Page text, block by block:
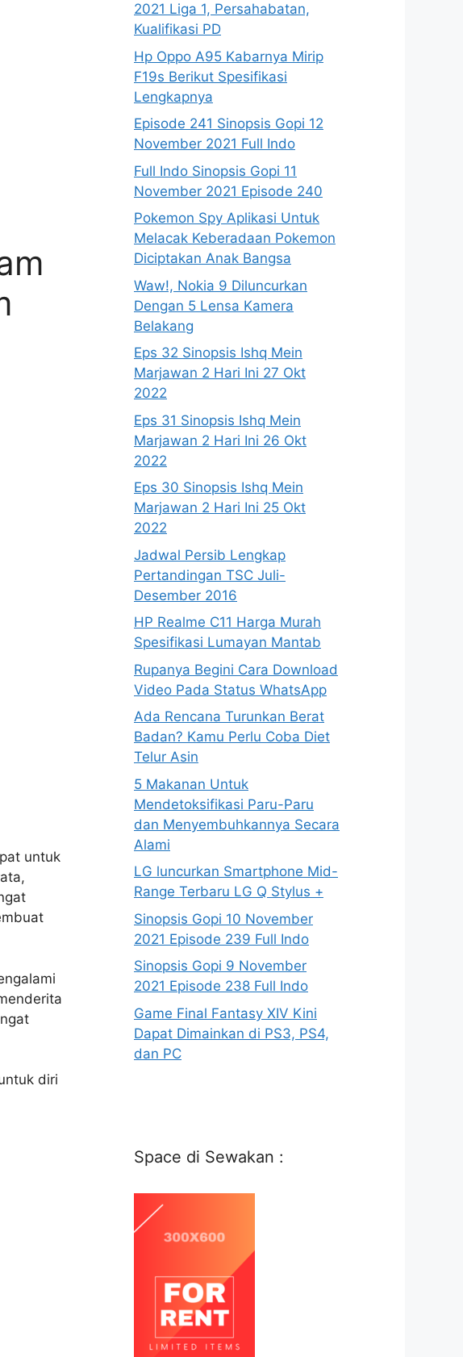
untuk
diri
2021 Liga 1, Persahabatan,
Kualifikasi PD
Hp Oppo A95 Kabarnya Mirip
F19s Berikut Spesifikasi
Lengkapnya
Episode 241 Sinopsis Gopi 12
November 2021 Full Indo
Full Indo Sinopsis Gopi 11
November 2021 Episode 240
Pokemon Spy Aplikasi Untuk
Melacak Keberadaan Pokemon
Diciptakan Anak Bangsa
Waw!, Nokia 9 Diluncurkan
Dengan 5 Lensa Kamera
Belakang
Eps 32 Sinopsis Ishq Mein
Marjawan 2 Hari Ini 27 Okt
2022
Eps 31 Sinopsis Ishq Mein
Marjawan 2 Hari Ini 26 Okt
2022
Eps 30 Sinopsis Ishq Mein
Marjawan 2 Hari Ini 25 Okt
2022
Jadwal Persib Lengkap
Pertandingan TSC Juli-
Desember 2016
HP Realme C11 Harga Murah
Spesifikasi Lumayan Mantab
Rupanya Begini Cara Download
Video Pada Status WhatsApp
Ada Rencana Turunkan Berat
Badan? Kamu Perlu Coba Diet
Telur Asin
5 Makanan Untuk
Mendetoksifikasi Paru-Paru
dan Menyembuhkannya Secara
Alami
LG luncurkan Smartphone Mid-
Range Terbaru LG Q Stylus +
Sinopsis Gopi 10 November
2021 Episode 239 Full Indo
Sinopsis Gopi 9 November
2021 Episode 238 Full Indo
Game Final Fantasy XIV Kini
Dapat Dimainkan di PS3, PS4,
dan PC
Space di Sewakan :